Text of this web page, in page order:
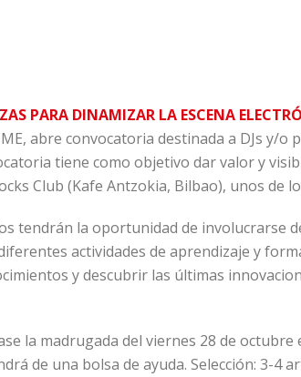
PARA DINAMIZAR LA ESCENA
abre convocatoria destinada a DJs y/
tiene como objetivo dar valor y
Club (Kafe Antzokia, Bilbao), unos de
tendrán la oportunidad de involucrarse
actividades de aprendizaje y
y descubrir las últimas
la madrugada del viernes 28 de
de una bolsa de ayuda. Selección: 3-